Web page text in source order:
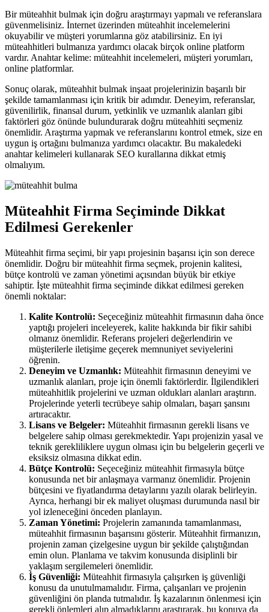
Bir müteahhit bulmak için doğru araştırmayı yapmalı ve referanslara
güvenmelisiniz. İnternet üzerinden müteahhit incelemelerini
okuyabilir ve müşteri yorumlarına göz atabilirsiniz. En iyi
müteahhitleri bulmanıza yardımcı olacak birçok online platform
vardır. Anahtar kelime: müteahhit incelemeleri, müşteri yorumları,
online platformlar.
Sonuç olarak, müteahhit bulmak inşaat projelerinizin başarılı bir
şekilde tamamlanması için kritik bir adımdır. Deneyim, referanslar,
güvenilirlik, finansal durum, yetkinlik ve uzmanlık alanları gibi
faktörleri göz önünde bulundurarak doğru müteahhiti seçmeniz
önemlidir. Araştırma yapmak ve referanslarını kontrol etmek, size en
uygun iş ortağını bulmanıza yardımcı olacaktır. Bu makaledeki
anahtar kelimeleri kullanarak SEO kurallarına dikkat etmiş
olmalıyım.
Müteahhit Firma Seçiminde Dikkat
Edilmesi Gerekenler
Müteahhit firma seçimi, bir yapı projesinin başarısı için son derece
önemlidir. Doğru bir müteahhit firma seçmek, projenin kalitesi,
bütçe kontrolü ve zaman yönetimi açısından büyük bir etkiye
sahiptir. İşte müteahhit firma seçiminde dikkat edilmesi gereken
önemli noktalar:
Kalite Kontrolü: Seçeceğiniz müteahhit firmasının daha önce
yaptığı projeleri inceleyerek, kalite hakkında bir fikir sahibi
olmanız önemlidir. Referans projeleri değerlendirin ve
müşterilerle iletişime geçerek memnuniyet seviyelerini
öğrenin.
Deneyim ve Uzmanlık: Müteahhit firmasının deneyimi ve
uzmanlık alanları, proje için önemli faktörlerdir. İlgilendikleri
müteahhitlik projelerini ve uzman oldukları alanları araştırın.
Projelerinde yeterli tecrübeye sahip olmaları, başarı şansını
artıracaktır.
Lisans ve Belgeler: Müteahhit firmasının gerekli lisans ve
belgelere sahip olması gerekmektedir. Yapı projenizin yasal ve
teknik gerekliliklere uygun olması için bu belgelerin geçerli ve
eksiksiz olmasına dikkat edin.
Bütçe Kontrolü: Seçeceğiniz müteahhit firmasıyla bütçe
konusunda net bir anlaşmaya varmanız önemlidir. Projenin
bütçesini ve fiyatlandırma detaylarını yazılı olarak belirleyin.
Ayrıca, herhangi bir ek maliyet oluşması durumunda nasıl bir
yol izleneceğini önceden planlayın.
Zaman Yönetimi: Projelerin zamanında tamamlanması,
müteahhit firmasının başarısını gösterir. Müteahhit firmanızın,
projenin zaman çizelgesine uygun bir şekilde çalıştığından
emin olun. Planlama ve takvim konusunda disiplinli bir
yaklaşım sergilemeleri önemlidir.
İş Güvenliği: Müteahhit firmasıyla çalışırken iş güvenliği
konusu da unutulmamalıdır. Firma, çalışanları ve projenin
güvenliğini ön planda tutmalıdır. İş kazalarının önlenmesi için
gerekli önlemleri alıp almadıklarını araştırarak, bu konuya da